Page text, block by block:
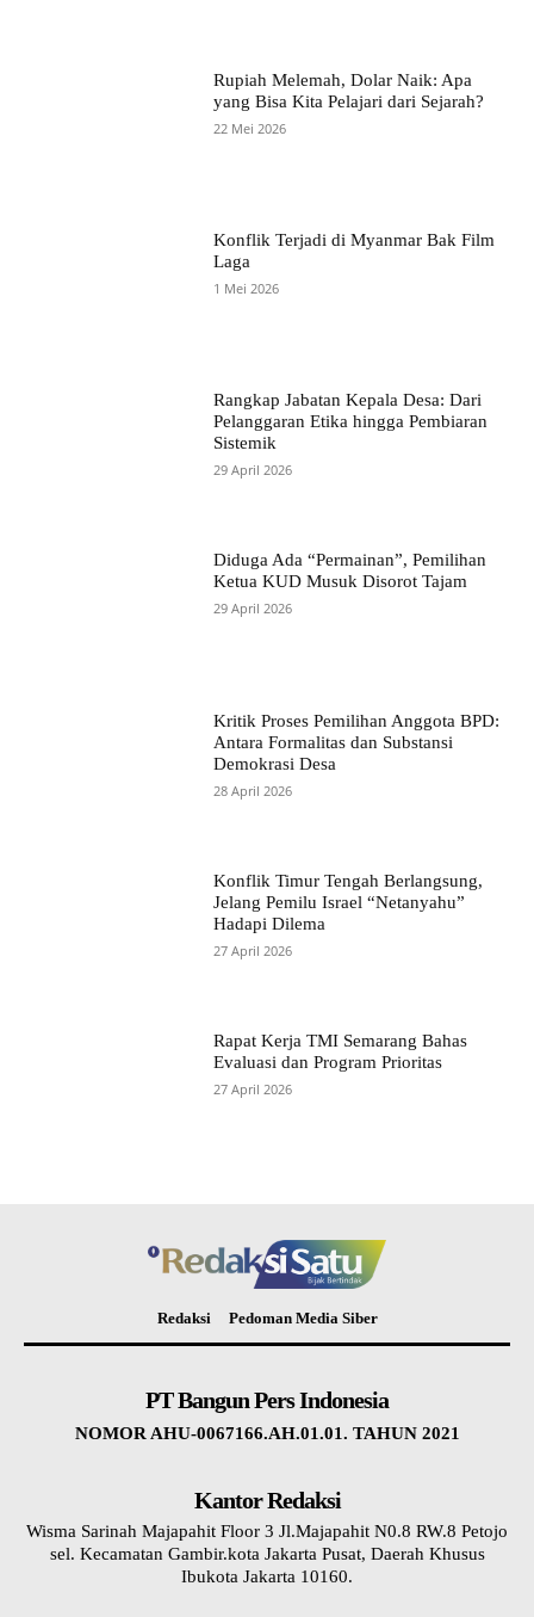
Rupiah Melemah, Dolar Naik: Apa
yang Bisa Kita Pelajari dari Sejarah?
22 Mei 2026
Konflik Terjadi di Myanmar Bak Film
Laga
1 Mei 2026
Rangkap Jabatan Kepala Desa: Dari
Pelanggaran Etika hingga Pembiaran
Sistemik
29 April 2026
Diduga Ada “Permainan”, Pemilihan
Ketua KUD Musuk Disorot Tajam
29 April 2026
Kritik Proses Pemilihan Anggota BPD:
Antara Formalitas dan Substansi
Demokrasi Desa
28 April 2026
Konflik Timur Tengah Berlangsung,
Jelang Pemilu Israel “Netanyahu”
Hadapi Dilema
27 April 2026
Rapat Kerja TMI Semarang Bahas
Evaluasi dan Program Prioritas
27 April 2026
Redaksi Pedoman Media Siber
PT Bangun Pers Indonesia
NOMOR AHU-0067166.AH.01.01. TAHUN 2021
Kantor Redaksi
Wisma Sarinah Majapahit Floor 3 Jl.Majapahit N0.8 RW.8 Petojo
sel. Kecamatan Gambir.kota Jakarta Pusat, Daerah Khusus
Ibukota Jakarta 10160.